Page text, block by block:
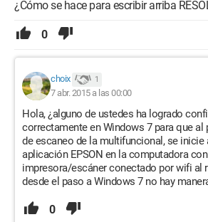
¿Cómo se hace para escribir arriba
0
choix 1
7 abr. 2015 a las 00:00
Hola, ¿alguno de ustedes ha logrado
correctamente en Windows 7 para que al
de escaneo de la multifuncional, se
aplicación EPSON en la computadora
impresora/escáner conectado por wifi al
desde el paso a Windows 7 no hay
0